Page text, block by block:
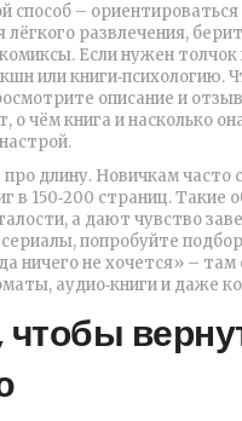
способ – ориентироваться
лёгкого развлечения,
Если нужен
или книги‑психологию.
описание и
о чём книга и насколько
длину. Новичкам часто
в 150‑200 страниц. Такие
а дают чувство
попробуйте
ничего не хочется» –
аудио‑книги и даже